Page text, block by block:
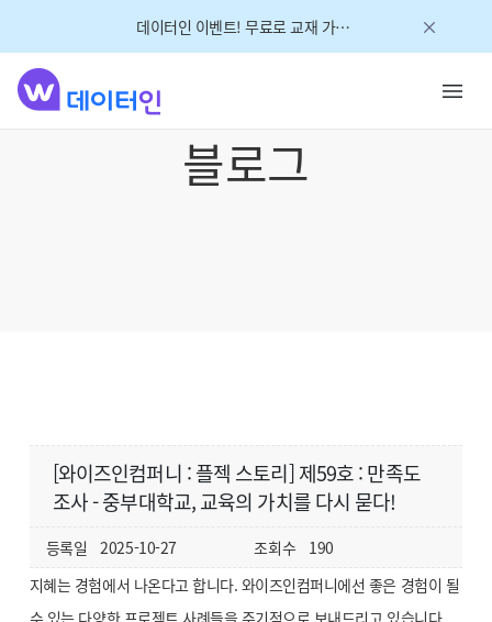
데이터인 이벤트! 무료로 교재 가져가세요!
블로그
[와이즈인컴퍼니 : 플젝 스토리] 제59호 : 만족도
조사 - 중부대학교, 교육의 가치를 다시 묻다!
등록일 2025-10-27 조회수
190
지혜는 경험에서 나온다고 합니다. 와이즈인컴퍼니에선 좋은 경험이 될
수 있는 다양한 프로젝트 사례들을 주기적으로 보내드리고 있습니다.